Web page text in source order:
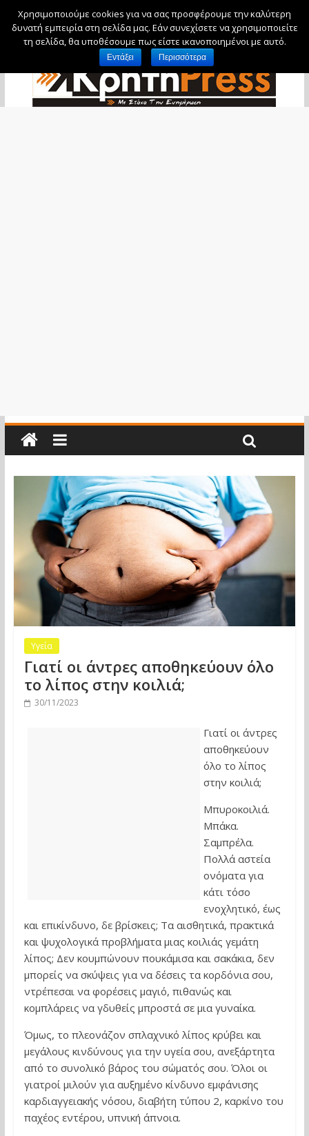
Παρασκευή, 7 Αυγούστου, 2026
Υγεία
Γιατί οι άντρες αποθηκεύουν όλο
το λίπος στην κοιλιά;
30/11/2023
Γιατί οι άντρες
αποθηκεύουν
όλο το λίπος
στην κοιλιά;
Μπυροκοιλιά.
Μπάκα.
Σαμπρέλα.
Πολλά αστεία
ονόματα για
κάτι τόσο
ενοχλητικό, έως
και επικίνδυνο, δε βρίσκεις; Τα αισθητικά, πρακτικά
και ψυχολογικά προβλήματα μιας κοιλιάς γεμάτη
λίπος; Δεν κουμπώνουν πουκάμισα και σακάκια, δεν
μπορείς να σκύψεις για να δέσεις τα κορδόνια σου,
ντρέπεσαι να φορέσεις μαγιό, πιθανώς και
κομπλάρεις να γδυθείς μπροστά σε μια γυναίκα.
Όμως, το πλεονάζον σπλαχνικό λίπος κρύβει και
μεγάλους κινδύνους για την υγεία σου, ανεξάρτητα
από το συνολικό βάρος του σώματός σου. Όλοι οι
γιατροί μιλούν για αυξημένο κίνδυνο εμφάνισης
καρδιαγγειακής νόσου, διαβήτη τύπου 2, καρκίνο του
παχέος εντέρου, υπνική άπνοια.
Χρησιμοποιούμε cookies για να σας προσφέρουμε την καλύτερη
δυνατή εμπειρία στη σελίδα μας. Εάν συνεχίσετε να χρησιμοποιείτε
τη σελίδα, θα υποθέσουμε πως είστε ικανοποιημένοι με αυτό.
Εντάξει Περισσότερα